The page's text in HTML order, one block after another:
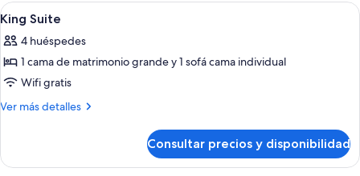
Abrir
todas
las
fotos
de
King
Una cama grande con cabecera
7
King Suite
4 huéspedes
1 cama de matrimonio grande y 1 sofá cama individual
Wifi gratis
Ver más detalles
Más
Suite
Consultar precios y disponibilidad